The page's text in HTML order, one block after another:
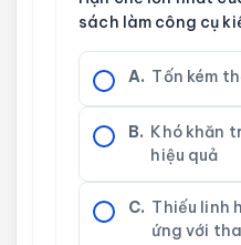
sách làm công cụ
A. Tốn kém
B. Khó khăn
hiệu quả
C. Thiếu linh
ứng với